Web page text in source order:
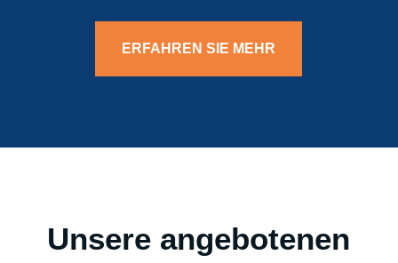
ERFAHREN SIE MEHR
Unsere angebotenen